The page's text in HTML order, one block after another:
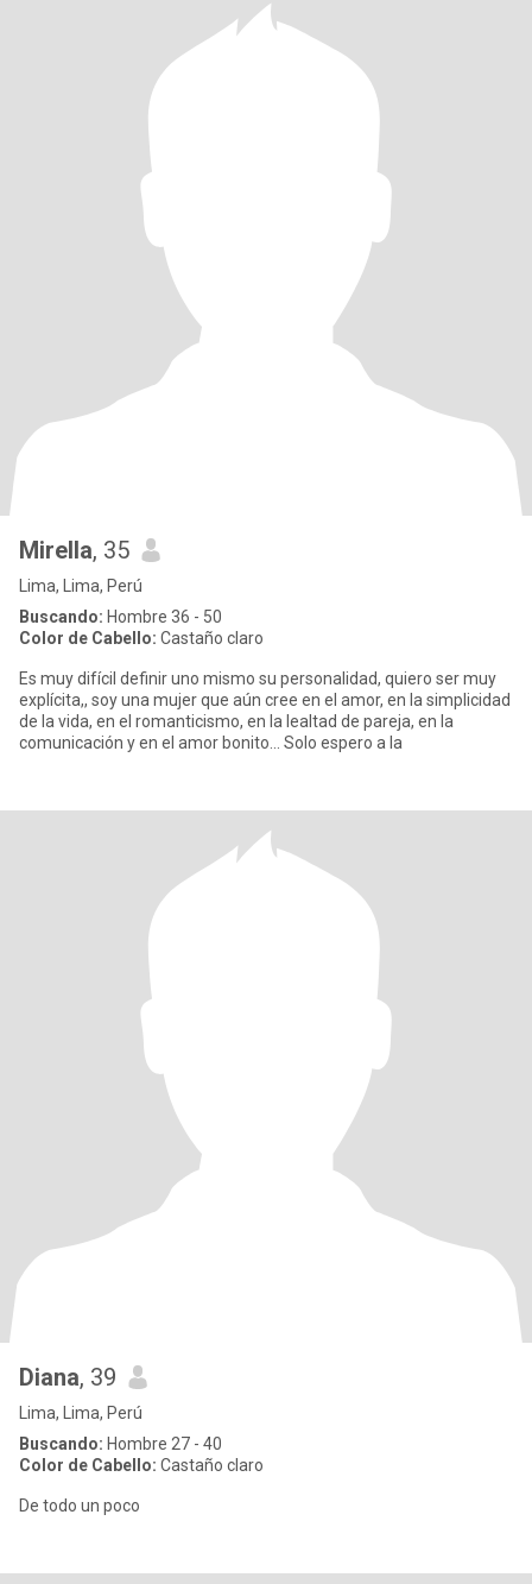
Mirella, 35
Lima, Lima, Perú
Buscando: Hombre 36 - 50
Color de Cabello: Castaño claro
Es muy difícil definir uno mismo su personalidad, quiero ser muy
explícita,, soy una mujer que aún cree en el amor, en la simplicidad
de la vida, en el romanticismo, en la lealtad de pareja, en la
comunicación y en el amor bonito... Solo espero a la
Diana, 39
Lima, Lima, Perú
Buscando: Hombre 27 - 40
Color de Cabello: Castaño claro
De todo un poco